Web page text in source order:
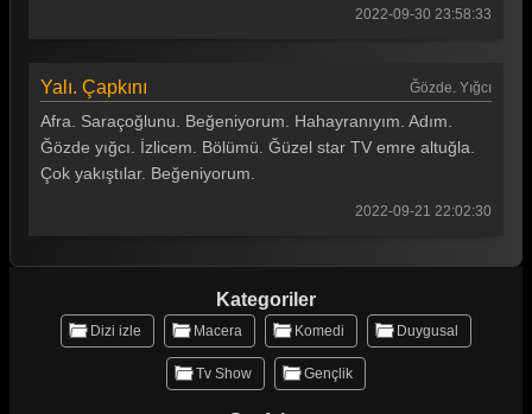
2022-09-30 23:58:33
Yalı. Çapkını Ğözde. Yığcı
Afra. Saraçoğlunu. Beğeniyorum. Hahayranıyım. Adım.
Ğözde yığcı. İzlicem. Bölümü. Ğüzel star TV emre altuğla.
Çok yakıştılar. Beğeniyorum.
2022-09-21 22:02:30
Kategoriler
Dizi izle Macera Komedi Duygusal
Tv Show Gençlik